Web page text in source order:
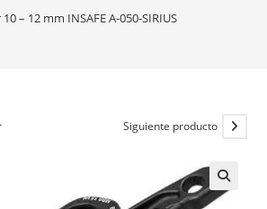
– 12 mm INSAFE A-050-SIRIUS
Siguiente producto